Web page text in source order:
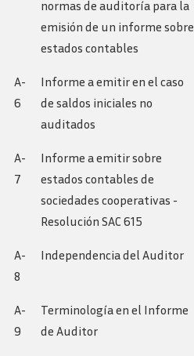
normas de auditoría para la
emisión de un informe sobre
estados contables
A-
6
Informe a emitir en el caso
de saldos iniciales no
auditados
A-
7
Informe a emitir sobre
estados contables de
sociedades cooperativas -
Resolución SAC 615
A-
8
Independencia del Auditor
A-
9
Terminología en el Informe
de Auditor